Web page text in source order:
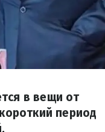
в вещи от
период